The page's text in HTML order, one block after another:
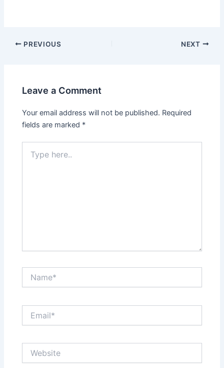
Post
PREVIOUS NEXT
Leave a Comment
Your email address will not be published. Required
fields are marked *
here..